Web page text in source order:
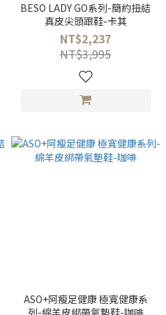
BESO LADY GO系列-簡約扭結
真皮尖頭跟鞋-卡其
NT$2,237
NT$3,995
ASO+阿瘦足健康 極寬健康系
列-綿羊皮綁帶氣墊鞋-咖啡